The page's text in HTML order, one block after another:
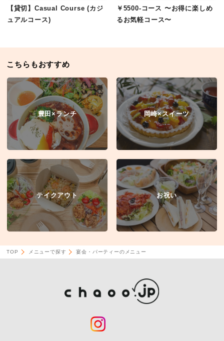
【貸切】Casual Course (カジ
ュアルコース)
￥5500-コース 〜お得に楽しめ
るお気軽コース〜
こちらもおすすめ
豊田×ランチ 岡崎×スイーツ
テイクアウト お祝い
TOP メニューで探す 宴会・パーティーのメニュー